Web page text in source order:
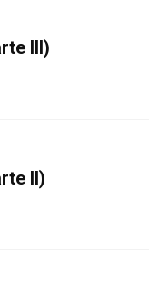
III)
II)